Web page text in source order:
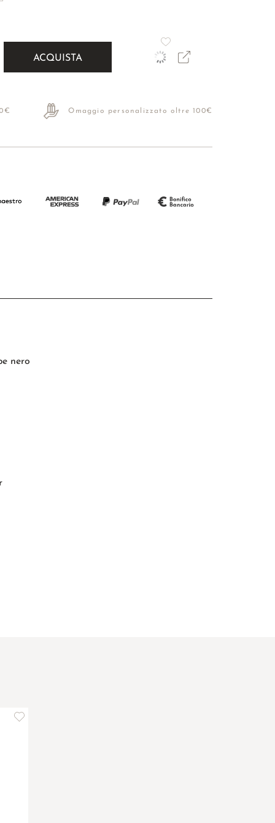
ACQUISTA
Omaggio personalizzato oltre 100€
nero